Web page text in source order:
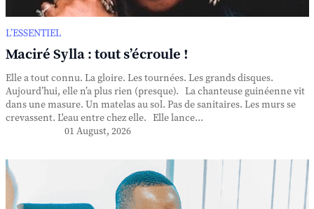
L’ESSENTIEL
Maciré Sylla : tout s’écroule !
Elle a tout connu. La gloire. Les tournées. Les grands disques.
Aujourd’hui, elle n’a plus rien (presque). La chanteuse guinéenne vit
dans une masure. Un matelas au sol. Pas de sanitaires. Les murs se
crevassent. L'eau entre chez elle. Elle lance...
01 August, 2026